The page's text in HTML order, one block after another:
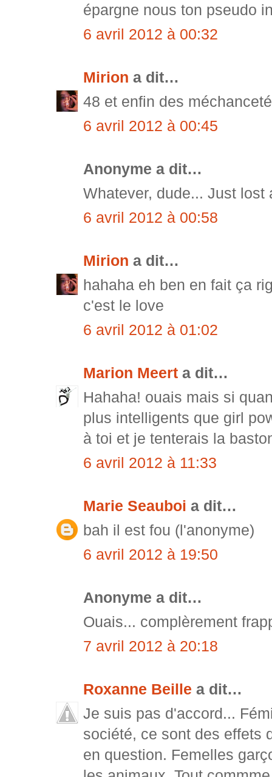
épargne nous ton pseudo
6 avril 2012 à 00:32
Mirion a dit…
48 et enfin des
6 avril 2012 à 00:45
Anonyme a dit…
Whatever, dude... Just lost
6 avril 2012 à 00:58
Mirion a dit…
hahaha eh ben en fait ça
c'est le love
6 avril 2012 à 01:02
Marion Meert a dit…
Hahaha! ouais mais si
plus intelligents que girl
à toi et je tenterais la
6 avril 2012 à 11:33
Marie Seauboi a dit…
bah il est fou (l'anonyme)
6 avril 2012 à 19:50
Anonyme a dit…
Ouais... complèrement
7 avril 2012 à 20:18
Roxanne Beille a dit…
Je suis pas d'accord...
société, ce sont des effets
en question. Femelles